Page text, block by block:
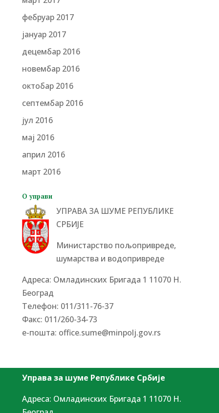
фебруар 2017
јануар 2017
децембар 2016
новембар 2016
октобар 2016
септембар 2016
јул 2016
мај 2016
април 2016
март 2016
О управи
УПРАВА ЗА ШУМЕ РЕПУБЛИКЕ
СРБИЈЕ
Министарство пољопривреде,
шумарства и водопривреде
Адреса: Омладинских Бригада 1 11070 Н.
Београд
Tелефон: 011/311-76-37
Факс: 011/260-34-73
е-пошта: office.sume@minpolj.gov.rs
Управа за шуме Републике Србије
Адреса: Омладинских Бригада 1 11070 Н.